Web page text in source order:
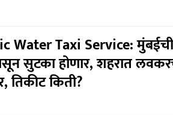
Water Taxi Service:
सुटका होणार, शहरात
तिकीट किती?